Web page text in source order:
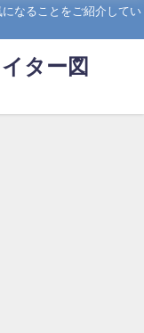
なることをご紹介してい
ター図